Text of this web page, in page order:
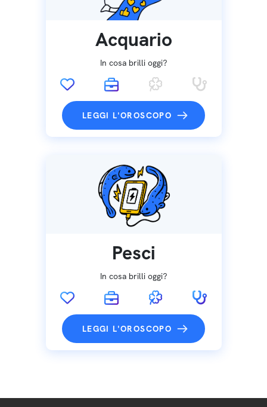
Acquario
In cosa brilli oggi?
LEGGI L'OROSCOPO
Pesci
In cosa brilli oggi?
LEGGI L'OROSCOPO